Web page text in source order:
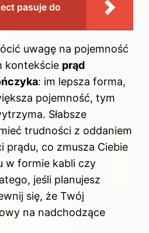
pasuje do
uwagę na pojemność
kontekście prąd
: im lepsza forma,
pojemność, tym
Słabsze
trudności z oddaniem
prądu, co zmusza Ciebie
w formie kabli czy
jeśli planujesz
się, że Twój
na nadchodzące